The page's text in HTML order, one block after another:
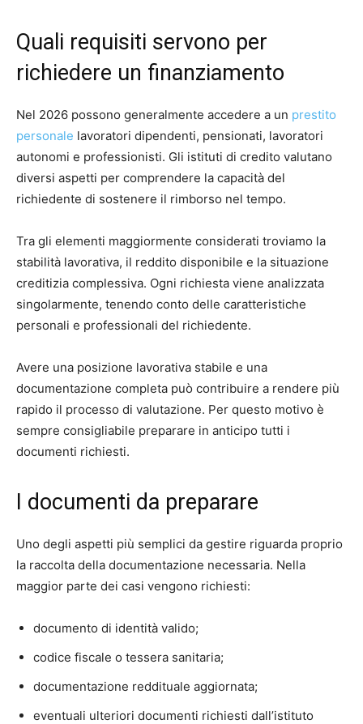
Quali requisiti servono per
richiedere un finanziamento
Nel 2026 possono generalmente accedere a un prestito
personale lavoratori dipendenti, pensionati, lavoratori
autonomi e professionisti. Gli istituti di credito valutano
diversi aspetti per comprendere la capacità del
richiedente di sostenere il rimborso nel tempo.
Tra gli elementi maggiormente considerati troviamo la
stabilità lavorativa, il reddito disponibile e la situazione
creditizia complessiva. Ogni richiesta viene analizzata
singolarmente, tenendo conto delle caratteristiche
personali e professionali del richiedente.
Avere una posizione lavorativa stabile e una
documentazione completa può contribuire a rendere più
rapido il processo di valutazione. Per questo motivo è
sempre consigliabile preparare in anticipo tutti i
documenti richiesti.
I documenti da preparare
Uno degli aspetti più semplici da gestire riguarda proprio
la raccolta della documentazione necessaria. Nella
maggior parte dei casi vengono richiesti:
documento di identità valido;
codice fiscale o tessera sanitaria;
documentazione reddituale aggiornata;
eventuali ulteriori documenti richiesti dall’istituto